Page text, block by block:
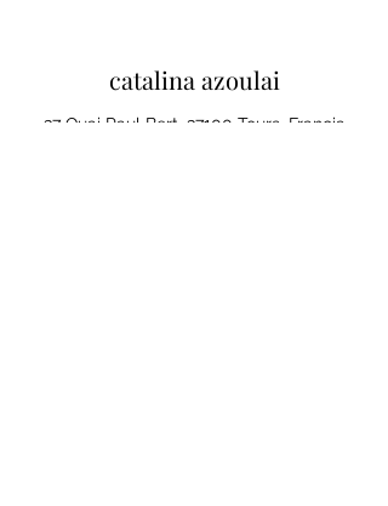
catalina azoulai
37 Quai Paul Bert, 37100 Tours, Francia